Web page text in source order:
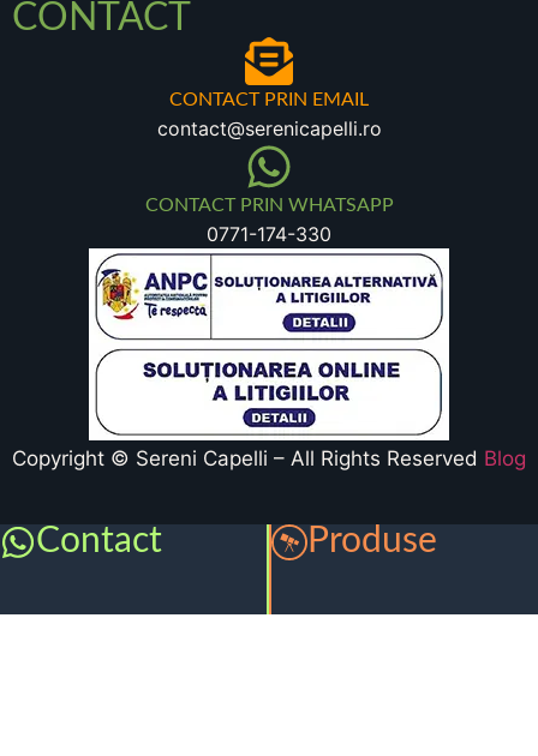
CONTACT
CONTACT PRIN EMAIL
contact@serenicapelli.ro
CONTACT PRIN WHATSAPP
0771-174-330
Copyright © Sereni Capelli – All Rights Reserved Blog
Contact Produse